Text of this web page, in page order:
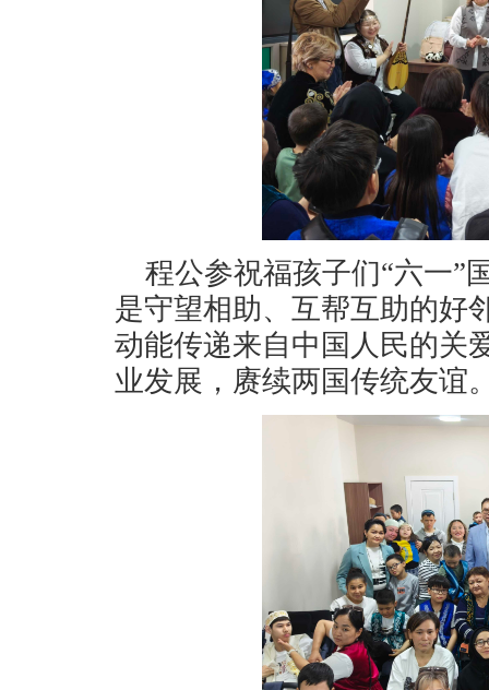
程公参祝福孩子们“六一”
是守望相助、互帮互助的好
动能传递来自中国人民的关
业发展，赓续两国传统友谊